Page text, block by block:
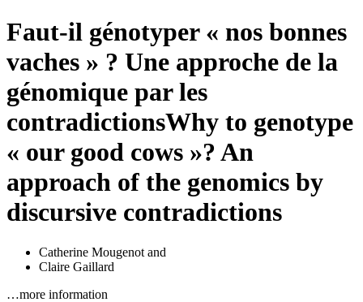
Faut-il génotyper « nos bonnes
vaches » ? Une approche de la
génomique par les
contradictionsWhy to genotype
« our good cows »? An
approach of the genomics by
discursive contradictions
Catherine Mougenot and
Claire Gaillard
…more information